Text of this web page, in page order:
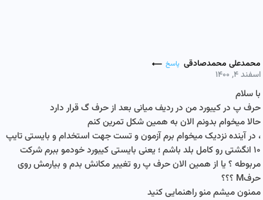
محمدعلی محمدصادقی پاسخ
اسفند ۴, ۱۴۰۰
با سلام
حرف پ در کیبورد من در ردیف میانی بعد از حرف گ قرار دارد
حالا میخوام بدونم الان به همین شکل تمرین کنم
، در آینده نزدیک میخوام برم آزمون و تست جهت استخدام و بایستی تایپ
۱۰ انگشتی رو کامل بلد باشم ؛ یعنی بایستی کیبورد خودمو ببرم شرکت
مربوطه ؟ یا از همین الان حرف پ رو تغییر مکانش بدم و بیارمش روی
حرفM ؟؟؟
ممنون میشم منو راهنمایی کنید